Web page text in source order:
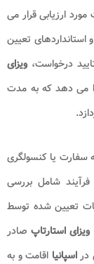
ارزیابی قرار می
تعیین
درخواست، ویزای
می دهد که به مدت
سفارت یا کنسولگری
شامل بررسی
تعیین شده توسط
ویزای استارتاپ صادر
دراسپانیا اقامت و به